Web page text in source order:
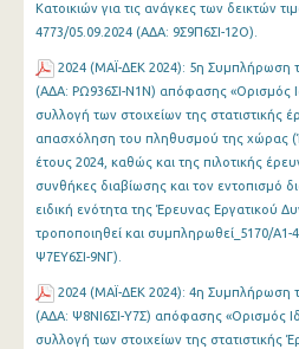
Κατοικιών για τις ανάγκες των δεικτών
4773/05.09.2024 (ΑΔΑ: 9Σ9Π6ΣΙ-12Ο).
2024 (ΜΑΪ-ΔΕΚ 2024): 5η Συμπλήρωση
(ΑΔΑ: ΡΩ936ΣΙ-Ν1Ν) απόφασης «Ορισμός
συλλογή των στοιχείων της στατιστικής
απασχόληση του πληθυσμού της χώρας
έτους 2024, καθώς και της πιλοτικής
συνθήκες διαβίωσης και τον εντοπισμό
ειδική ενότητα της Έρευνας Εργατικού
τροποποιηθεί και συμπληρωθεί_5170/Α1-
Ψ7ΕΥ6ΣΙ-9ΝΓ).
2024 (ΜΑΪ-ΔΕΚ 2024): 4η Συμπλήρωση
(ΑΔΑ: Ψ8ΝΙ6ΣΙ-Υ7Σ) απόφασης «Ορισμός
συλλογή των στοιχείων της στατιστικής